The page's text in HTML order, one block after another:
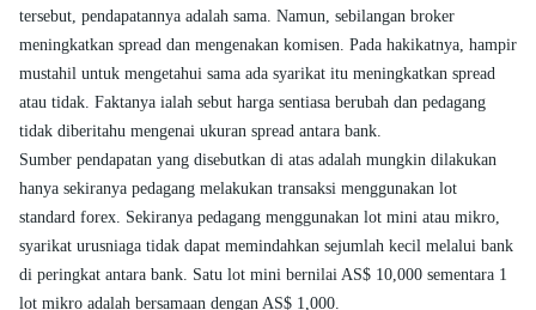
tersebut, pendapatannya adalah sama. Namun, sebilangan broker
meningkatkan spread dan mengenakan komisen. Pada hakikatnya, hampir
mustahil untuk mengetahui sama ada syarikat itu meningkatkan spread
atau tidak. Faktanya ialah sebut harga sentiasa berubah dan pedagang
tidak diberitahu mengenai ukuran spread antara bank.
Sumber pendapatan yang disebutkan di atas adalah mungkin dilakukan
hanya sekiranya pedagang melakukan transaksi menggunakan lot
standard forex. Sekiranya pedagang menggunakan lot mini atau mikro,
syarikat urusniaga tidak dapat memindahkan sejumlah kecil melalui bank
di peringkat antara bank. Satu lot mini bernilai AS$ 10,000 sementara 1
lot mikro adalah bersamaan dengan AS$ 1,000.